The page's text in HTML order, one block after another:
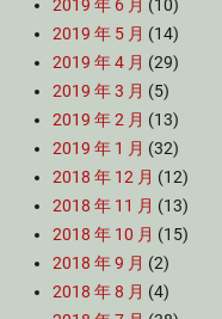
2019 年 6 月 (10)
2019 年 5 月 (14)
2019 年 4 月 (29)
2019 年 3 月 (5)
2019 年 2 月 (13)
2019 年 1 月 (32)
2018 年 12 月 (12)
2018 年 11 月 (13)
2018 年 10 月 (15)
2018 年 9 月 (2)
2018 年 8 月 (4)